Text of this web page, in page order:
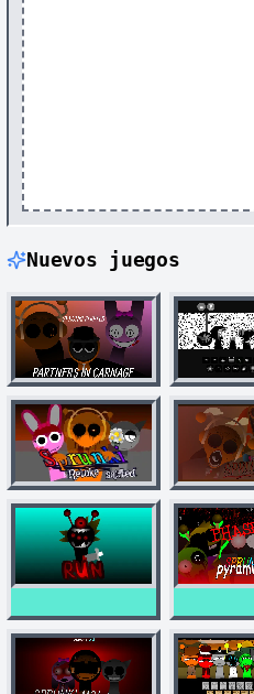
Nuevos juegos